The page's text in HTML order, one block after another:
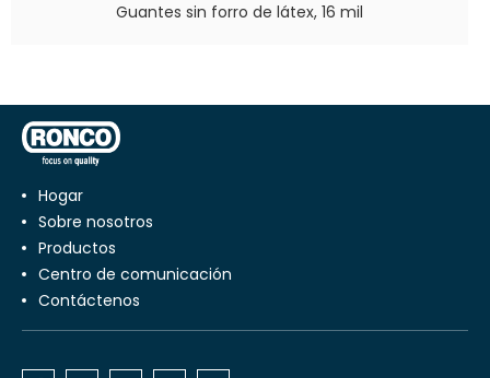
Guantes sin forro de látex, 16 mil
Hogar
Sobre nosotros
productos
centro de comunicación
Contáctenos